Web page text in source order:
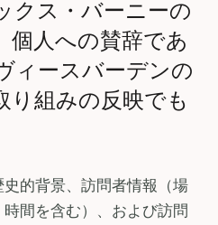
クス・バーニーの
個人への賛辞であ
ィースバーデンの
り組みの反映でも
的背景、訪問者情報（場
間を含む）、および訪問